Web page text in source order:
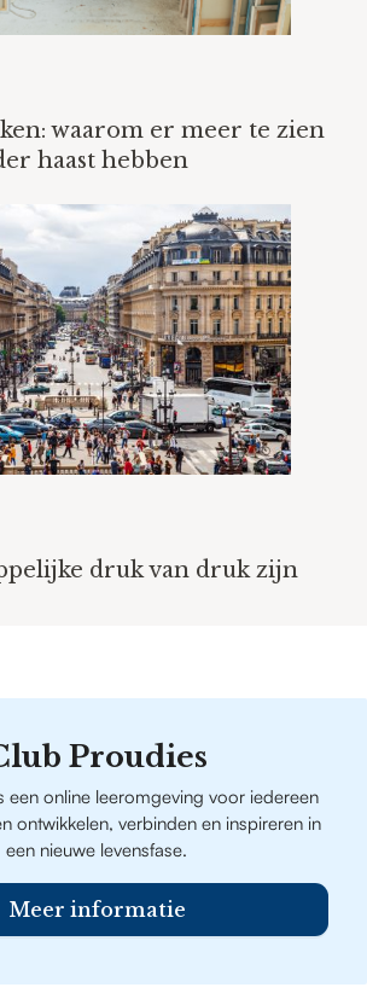
waarom er meer te zien
haast hebben
druk van druk zijn
Proudies
een online leeromgeving voor iedereen
ontwikkelen, verbinden en inspireren in
een nieuwe levensfase.
Meer informatie